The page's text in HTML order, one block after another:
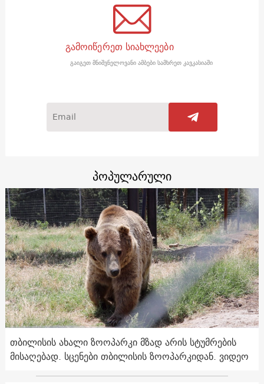
გამოიწერეთ სიახლეები
გაიგეთ მნიშვნელოვანი ამბები სამხრეთ კავკასიაში
პოპულარული
თბილისის ახალი ზოოპარკი მზად არის სტუმრების
მისაღებად. სცენები თბილისის ზოოპარკიდან. ვიდეო